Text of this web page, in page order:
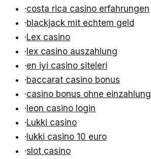
·costa rica casino erfahrungen
·blackjack mit echtem geld
·Lex casino
·lex casino auszahlung
·en iyi casino siteleri
·baccarat casino bonus
·casino bonus ohne einzahlung
·leon casino login
·Lukki casino
·lukki casino 10 euro
·slot casino